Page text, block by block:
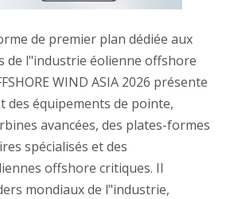
de premier plan dédiée aux
de l"industrie éolienne offshore
WIND ASIA 2026 présente
des équipements de pointe,
avancées, des plates-formes
spécialisés et des
offshore critiques. Il
mondiaux de l"industrie,